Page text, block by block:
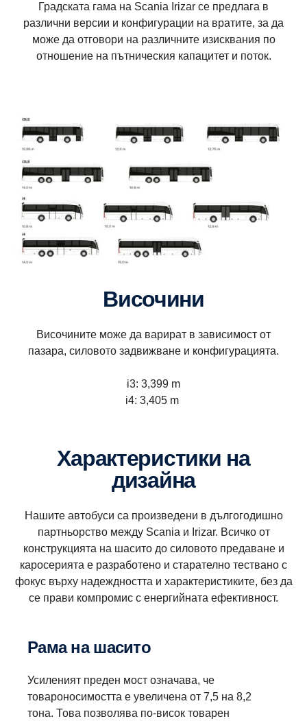
Градската гама на Scania Irizar се предлага в
различни версии и конфигурации на вратите, за да
може да отговори на различните изисквания по
отношение на пътническия капацитет и поток.
Височини
Височините може да варират в зависимост от
пазара, силовото задвижване и конфигурацията.
i3: 3,399 m
i4: 3,405 m
Характеристики на
дизайна
Нашите автобуси са произведени в дългогодишно
партньорство между Scania и Irizar. Всичко от
конструкцията на шасито до силовото предаване и
каросерията е разработено и старателно тествано с
фокус върху надеждността и характеристиките, без да
се прави компромис с енергийната ефективност.
Рама на шасито
Усиленият преден мост означава, че
товароносимостта е увеличена от 7,5 на 8,2
тона. Това позволява по-висок товарен